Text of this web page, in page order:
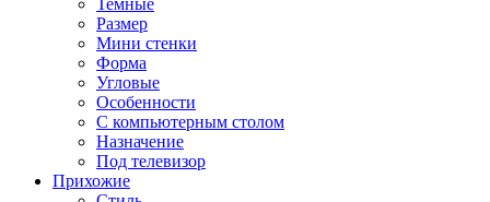
Темные
Размер
Мини стенки
Форма
Угловые
Особенности
С компьютерным столом
Назначение
Под телевизор
Прихожие